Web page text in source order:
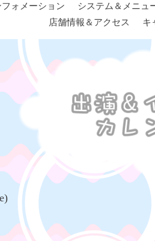
フォメーション システム＆メニュ
店舗情報＆アクセス
キ